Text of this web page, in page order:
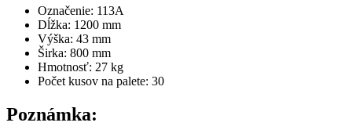
Označenie: 113A
Dĺžka: 1200 mm
Výška: 43 mm
Širka: 800 mm
Hmotnosť: 27 kg
Počet kusov na palete: 30
Poznámka: